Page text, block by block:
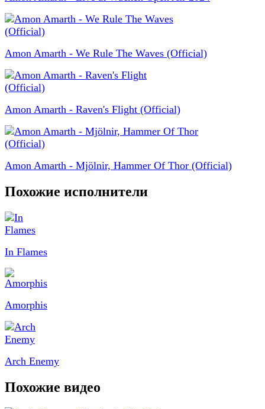
Amon Amarth - We Rule The Waves (Official)
Amon Amarth - Raven's Flight (Official)
Amon Amarth - Mjölnir, Hammer Of Thor (Official)
Похожие исполнители
In Flames
Amorphis
Arch Enemy
Похожие видео